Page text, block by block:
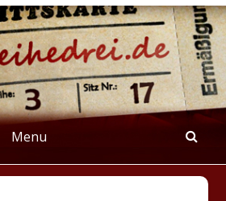
und Kleinkunst
Menu